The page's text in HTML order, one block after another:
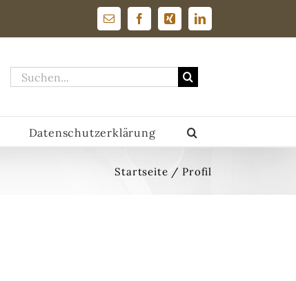
E-
Mail
Facebook
Xing LinkedIn
Suche
Datenschutzerklärung
Startseite / Profil